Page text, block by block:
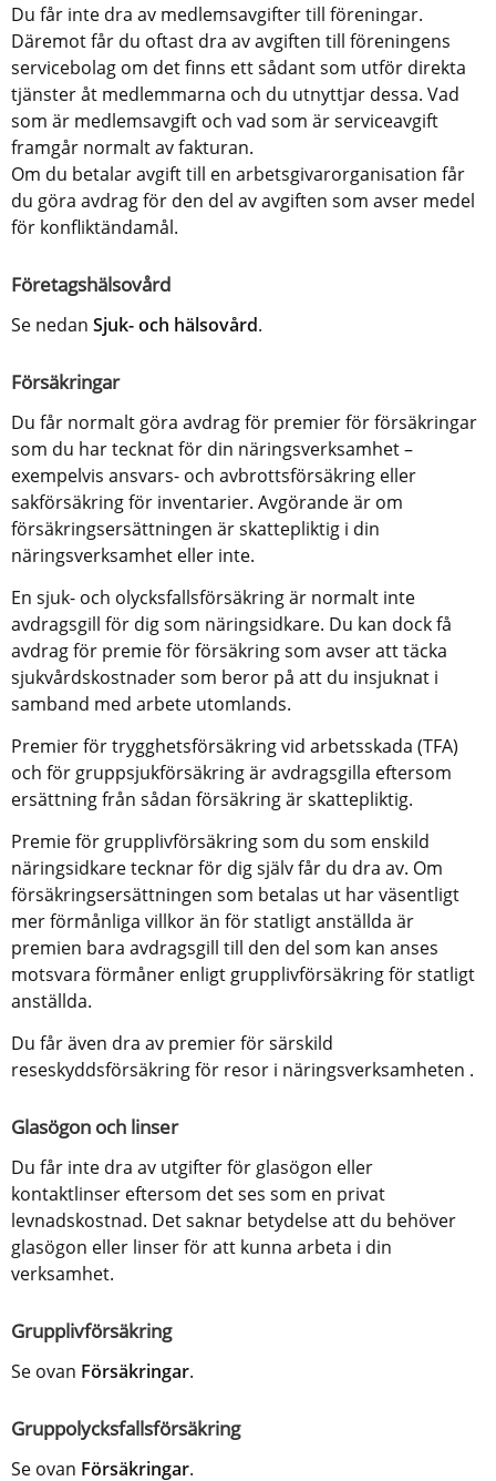
Du får inte dra av medlemsavgifter till föreningar.
Däremot får du oftast dra av avgiften till föreningens
servicebolag om det finns ett sådant som utför direkta
tjänster åt medlemmarna och du utnyttjar dessa. Vad
som är medlemsavgift och vad som är serviceavgift
framgår normalt av fakturan.
Om du betalar avgift till en arbetsgivarorganisation får
du göra avdrag för den del av avgiften som avser medel
för konfliktändamål.
Företagshälsovård
Se nedan Sjuk- och hälsovård.
Försäkringar
Du får normalt göra avdrag för premier för försäkringar
som du har tecknat för din näringsverksamhet –
exempelvis ansvars- och avbrottsförsäkring eller
sakförsäkring för inventarier. Avgörande är om
försäkringsersättningen är skattepliktig i din
näringsverksamhet eller inte.
En sjuk- och olycksfallsförsäkring är normalt inte
avdragsgill för dig som näringsidkare. Du kan dock få
avdrag för premie för försäkring som avser att täcka
sjukvårdskostnader som beror på att du insjuknat i
samband med arbete utomlands.
Premier för trygghetsförsäkring vid arbetsskada (TFA)
och för gruppsjukförsäkring är avdragsgilla eftersom
ersättning från sådan försäkring är skattepliktig.
Premie för grupplivförsäkring som du som enskild
näringsidkare tecknar för dig själv får du dra av. Om
försäkringsersättningen som betalas ut har väsentligt
mer förmånliga villkor än för statligt anställda är
premien bara avdragsgill till den del som kan anses
motsvara förmåner enligt grupplivförsäkring för statligt
anställda.
Du får även dra av premier för särskild
reseskyddsförsäkring för resor i näringsverksamheten .
Glasögon och linser
Du får inte dra av utgifter för glasögon eller
kontaktlinser eftersom det ses som en privat
levnadskostnad. Det saknar betydelse att du behöver
glasögon eller linser för att kunna arbeta i din
verksamhet.
Grupplivförsäkring
Se ovan Försäkringar.
Gruppolycksfallsförsäkring
Se ovan Försäkringar.